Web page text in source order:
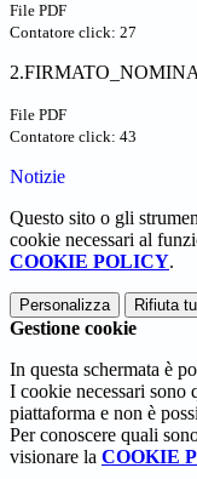
File PDF
Contatore click: 27
File PDF
Contatore click: 43
Notizie
Questo sito o gli
cookie necessari al
COOKIE POLICY.
Personalizza Rifiuta
Gestione cookie
In questa schermata è
I cookie necessari sono
piattaforma e non è
Per conoscere quali
visionare la COOKIE